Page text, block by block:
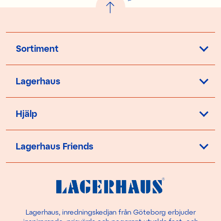
Sortiment
Lagerhaus
Hjälp
Lagerhaus Friends
Lagerhaus, inredningskedjan från Göteborg erbjuder